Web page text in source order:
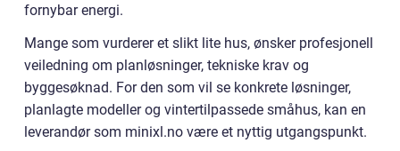
fornybar energi.
Mange som vurderer et slikt lite hus, ønsker profesjonell
veiledning om planløsninger, tekniske krav og
byggesøknad. For den som vil se konkrete løsninger,
planlagte modeller og vintertilpassede småhus, kan en
leverandør som minixl.no være et nyttig utgangspunkt.